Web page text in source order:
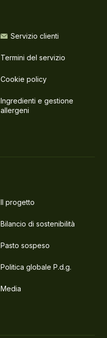
Servizio clienti
Termini del servizio
Cookie policy
Ingredienti e gestione
allergeni
Il progetto
Bilancio di sostenibilità
Pasto sospeso
Politica globale P.d.g.
Media